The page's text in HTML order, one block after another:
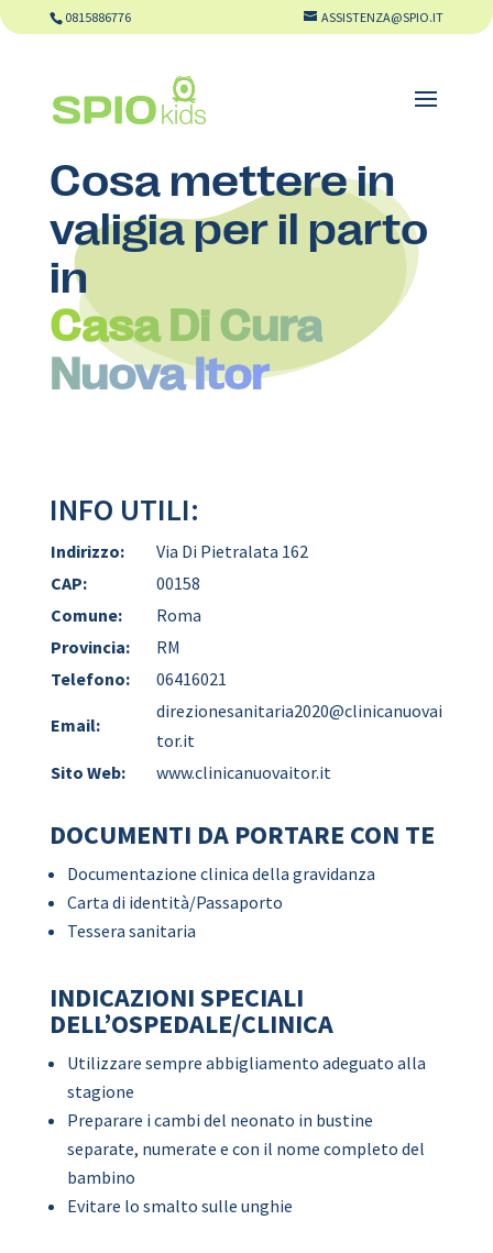
0815886776 ASSISTENZA@SPIO.IT
Cosa mettere in
valigia per il parto
in
Casa Di Cura
Nuova Itor
INFO UTILI:
Indirizzo:
Via Di Pietralata 162
CAP:
00158
Comune:
Roma
Provincia:
RM
Telefono:
06416021
Email:
direzionesanitaria2020@clinicanuovai
tor.it
Sito Web:
www.clinicanuovaitor.it
DOCUMENTI DA PORTARE CON TE
Documentazione clinica della gravidanza
Carta di identità/Passaporto
Tessera sanitaria
INDICAZIONI SPECIALI
DELL’OSPEDALE/CLINICA
Utilizzare sempre abbigliamento adeguato alla
stagione
Preparare i cambi del neonato in bustine
separate, numerate e con il nome completo del
bambino
Evitare lo smalto sulle unghie